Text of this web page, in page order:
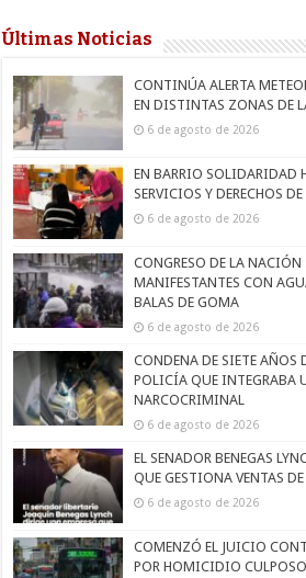
Últimas Noticias
CONTINÚA ALERTA
EN DISTINTAS ZONAS DE
6 de agosto de 2026
EN BARRIO SOLIDARIDAD
SERVICIOS Y DERECHOS DE
6 de agosto de 2026
CONGRESO DE LA
MANIFESTANTES CON
BALAS DE GOMA
6 de agosto de 2026
CONDENA DE SIETE AÑOS
POLICÍA QUE INTEGRABA
NARCOCRIMINAL
6 de agosto de 2026
EL SENADOR BENEGAS
QUE GESTIONA VENTAS DE
6 de agosto de 2026
COMENZÓ EL JUICIO
POR HOMICIDIO